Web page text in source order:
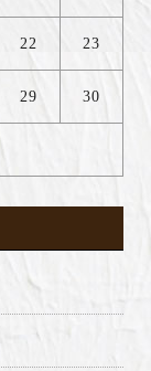
22 23
29 30